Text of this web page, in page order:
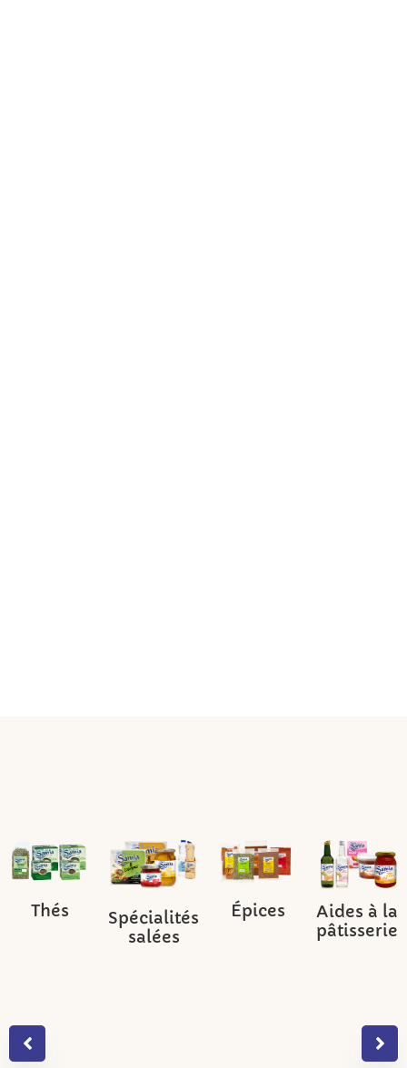
Thés
Spécialités
salées
Épices
Aides à la
pâtisserie